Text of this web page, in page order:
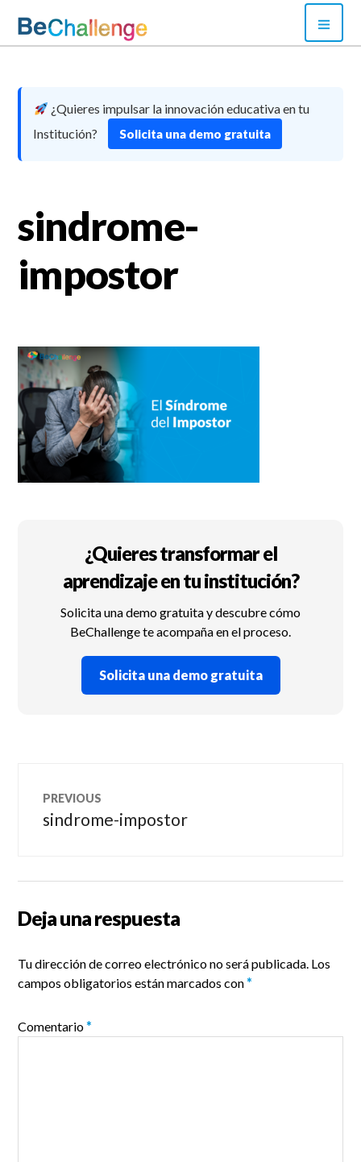
content
¿Quieres impulsar la innovación educativa en tu
Institución?
Solicita una demo gratuita
sindrome-
impostor
¿Quieres transformar el
aprendizaje en tu institución?
Solicita una demo gratuita y descubre cómo
BeChallenge te acompaña en el proceso.
Solicita una demo gratuita
PREVIOUS
Previous
sindrome-impostor
Deja una respuesta
Tu dirección de correo electrónico no será publicada. Los
campos obligatorios están marcados con*
Comentario*